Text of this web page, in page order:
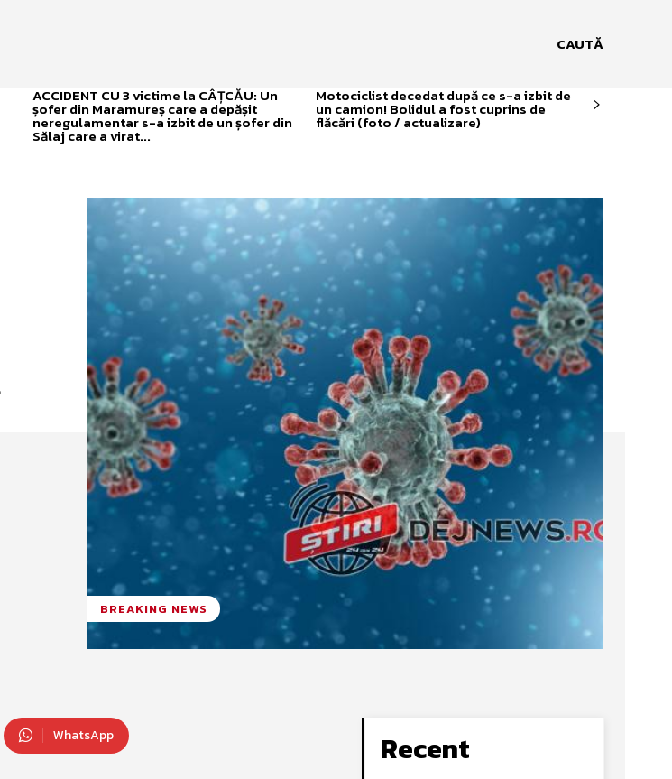
CAUTĂ
ACCIDENT CU 3 victime la CÂȚCĂU: Un
șofer din Maramureș care a depășit
neregulamentar s-a izbit de un șofer din
Sălaj care a virat...
Motociclist decedat după ce s-a izbit de
un camion! Bolidul a fost cuprins de
flăcări (foto / actualizare)
BREAKING NEWS
WhatsApp Recent